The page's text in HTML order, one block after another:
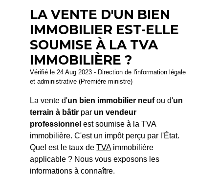
LA VENTE D'UN BIEN
IMMOBILIER EST-ELLE
SOUMISE À LA TVA
IMMOBILIÈRE ?
Vérifié le 24 Aug 2023 - Direction de l'information légale
et administrative (Première ministre)
La vente d'un bien immobilier neufou d'un
terrain à bâtir par un vendeur
professionnel est soumise à la TVA
immobilière. C'est un impôt perçu par l'État.
Quel est le taux deTVAimmobilière
applicable ? Nous vous exposons les
informations à connaître.